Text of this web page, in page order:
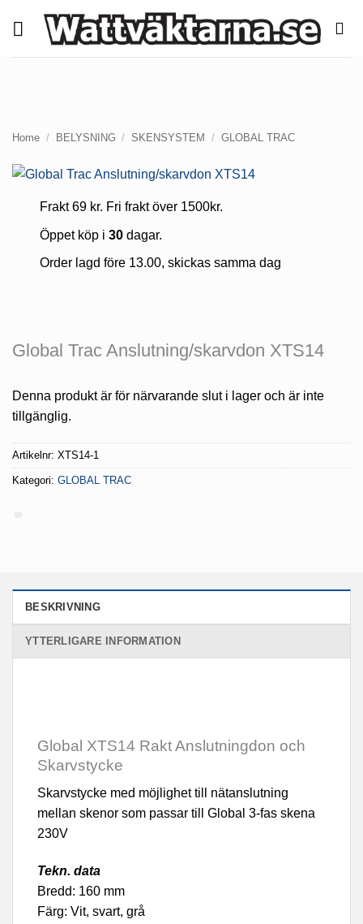
Home / BELYSNING / SKENSYSTEM / GLOBAL TRAC
Frakt 69 kr. Fri frakt över 1500kr.
Öppet köp i 30dagar.
Order lagd före 13.00, skickas samma dag
Global Trac Anslutning/skarvdon XTS14
Denna produkt är för närvarande slut i lager och är inte
tillgänglig.
Artikelnr: XTS14-1
Kategori: GLOBAL TRAC
BESKRIVNING
YTTERLIGARE INFORMATION
Global XTS14 Rakt Anslutningdon och
Skarvstycke
Skarvstycke med möjlighet till nätanslutning
mellan skenor som passar till Global 3-fas skena
230V
Tekn. data
Bredd: 160 mm
Färg: Vit, svart, grå